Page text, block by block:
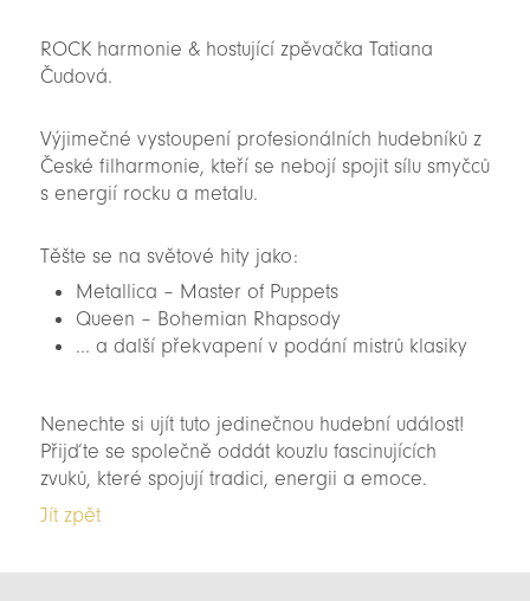
ROCK harmonie & hostující zpěvačka Tatiana
Čudová.
Výjimečné vystoupení profesionálních hudebníků z
České filharmonie, kteří se nebojí spojit sílu smyčců
s energií rocku a metalu.
Těšte se na světové hity jako:
Metallica – Master of Puppets
Queen – Bohemian Rhapsody
... a další překvapení v podání mistrů klasiky
Nenechte si ujít tuto jedinečnou hudební událost!
Přijďte se společně oddát kouzlu fascinujících
zvuků, které spojují tradici, energii a emoce.
Jít zpět